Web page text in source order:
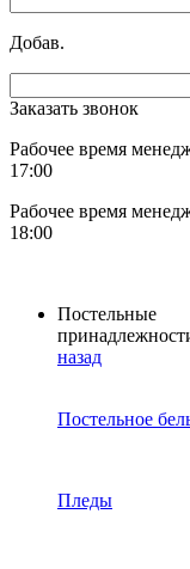
Добав.
Заказать звонок
Рабочее время
17:00
Рабочее время
18:00
Постельные
назад
Постельное
Пледы